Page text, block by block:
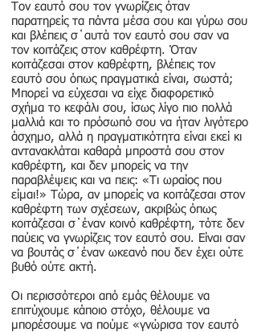
Τον εαυτό σου τον γνωρίζεις όταν
παρατηρείς τα πάντα μέσα σου και γύρω σου
και βλέπεις σ΄αυτά τον εαυτό σου σαν να
τον κοιτάζεις στον καθρέφτη. Όταν
κοιτάζεσαι στον καθρέφτη, βλέπεις τον
εαυτό σου όπως πραγματικά είναι, σωστά;
Μπορεί να εύχεσαι να είχε διαφορετικό
σχήμα το κεφάλι σου, ίσως λίγο πιο πολλά
μαλλιά και το πρόσωπό σου να ήταν λιγότερο
άσχημο, αλλά η πραγματικότητα είναι εκεί κι
αντανακλάται καθαρά μπροστά σου στον
καθρέφτη, και δεν μπορείς να την
παραβλέψεις και να πεις: «Τι ωραίος που
είμαι!» Τώρα, αν μπορείς να κοιτάζεσαι στον
καθρέφτη των σχέσεων, ακριβώς όπως
κοιτάζεσαι σ΄έναν κοινό καθρέφτη, τότε δεν
παύεις να γνωρίζεις τον εαυτό σου. Είναι σαν
να βουτάς σ΄έναν ωκεανό που δεν έχει ούτε
βυθό ούτε ακτή.
Οι περισσότεροι από εμάς θέλουμε να
επιτύχουμε κάποιο στόχο, θέλουμε να
μπορέσουμε να πούμε «γνώρισα τον εαυτό